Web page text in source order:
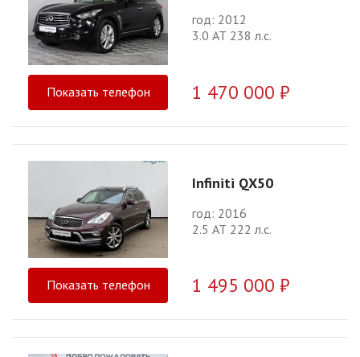
год: 2012
3.0 АТ 238 л.с.
Показать телефон 1 470 000 ₽
Infiniti QX50
год: 2016
2.5 АТ 222 л.с.
Показать телефон 1 495 000 ₽